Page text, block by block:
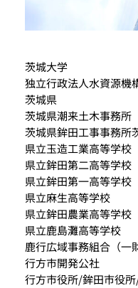
茨城大学
独立行政法人水資源機
茨城県
茨城県潮来土木事務所
茨城県鉾田工事事務所
県立玉造工業高等学校
県立鉾田第二高等学校
県立鉾田第一高等学校
県立麻生高等学校
県立鉾田農業高等学校
県立鹿島灘高等学校
鹿行広域事務組合（一
行方市開発公社
行方市役所/鉾田市役